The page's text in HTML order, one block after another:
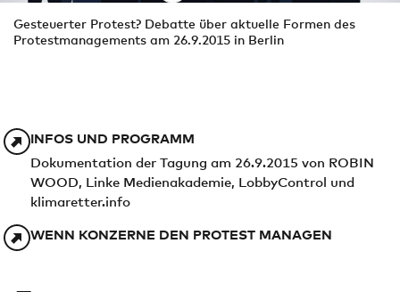
Gesteuerter Protest? Debatte über aktuelle Formen des
Protestmanagements am 26.9.2015 in Berlin
INFOS UND PROGRAMM
Dokumentation der Tagung am 26.9.2015 von ROBIN
WOOD, Linke Medienakademie, LobbyControl und
klimaretter.info
WENN KONZERNE DEN PROTEST MANAGEN